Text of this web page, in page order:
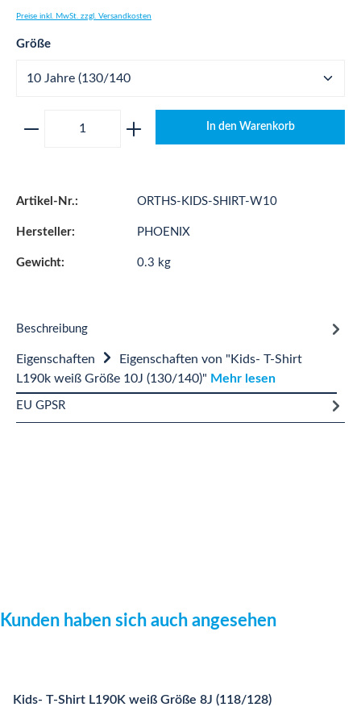
Preise inkl. MwSt. zzgl. Versandkosten
Größeauswählen
Produkt Anzahl: Gib den gewünschten
In den Warenkorb
Artikel-Nr.: ORTHS-KIDS-SHIRT-W10
Hersteller: PHOENIX
Gewicht: 0.3 kg
Beschreibung
Eigenschaften
Eigenschaften von "Kids- T-Shirt
L190k weiß Größe 10J (130/140)" Mehr lesen
EU GPSR
Produktgalerie überspringen
Kunden haben sich auch angesehen
Kids- T-Shirt L190K weiß Größe 8J (118/128)